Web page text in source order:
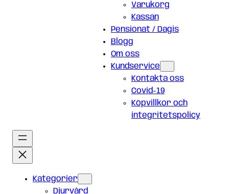
Varukorg
Kassan
Pensionat / Dagis
Blogg
Om oss
Kundservice
Kontakta oss
Covid-19
Köpvillkor och
integritetspolicy
Kategorier
Djurvård